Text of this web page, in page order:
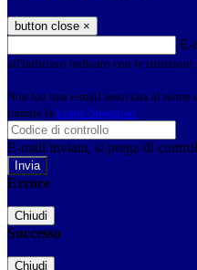
button close ×
E-
all'indirizzo indicato con le istruzioni
Non hai una e-mail associata al nome
tramite la Login Spaggiari
E-mail inviata, si prega di
Errore
Chiudi
Successo
Chiudi